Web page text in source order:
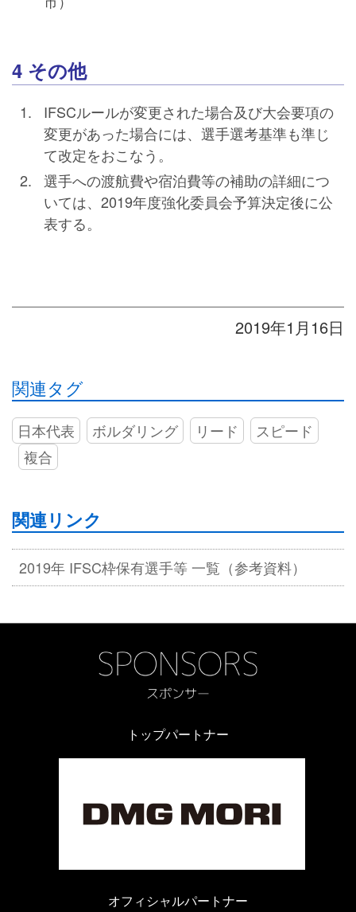
4 その他
IFSCルールが変更された場合及び大会要項の
変更があった場合には、選手選考基準も準じ
て改定をおこなう。
選手への渡航費や宿泊費等の補助の詳細につ
いては、2019年度強化委員会予算決定後に公
表する。
2019年1月16日
関連タグ
日本代表 ボルダリング リード
スピード
複合
関連リンク
2019年 IFSC枠保有選手等 一覧（参考資料）
トップパートナー
オフィシャルパートナー